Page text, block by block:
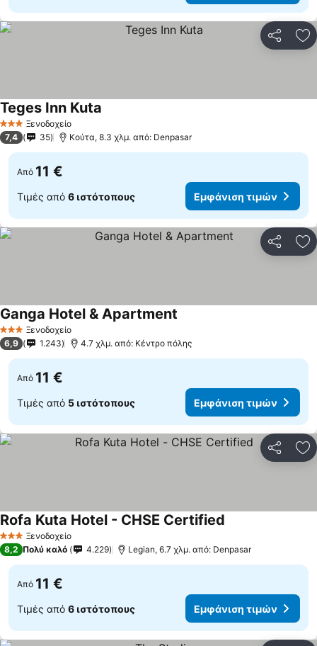
3 ΑστέριαΞενοδοχείο
Teges Inn Kuta
7,4 35 Κούτα, 8.3 χλμ. από: Denpasar
Από 11 €
Τιμές από 6 ιστότοπους Εμφάνιση τιμών
3 ΑστέριαΞενοδοχείο
Ganga Hotel & Apartment
6,9 1.243 4.7 χλμ. από: Κέντρο πόλης
Από 11 €
Τιμές από 5 ιστότοπους Εμφάνιση τιμών
3 ΑστέριαΞενοδοχείο
Rofa Kuta Hotel - CHSE Certified
8,2 Πολύ καλό 4.229 Legian, 6.7 χλμ. από: Denpasar
Από 11 €
Τιμές από 6 ιστότοπους Εμφάνιση τιμών